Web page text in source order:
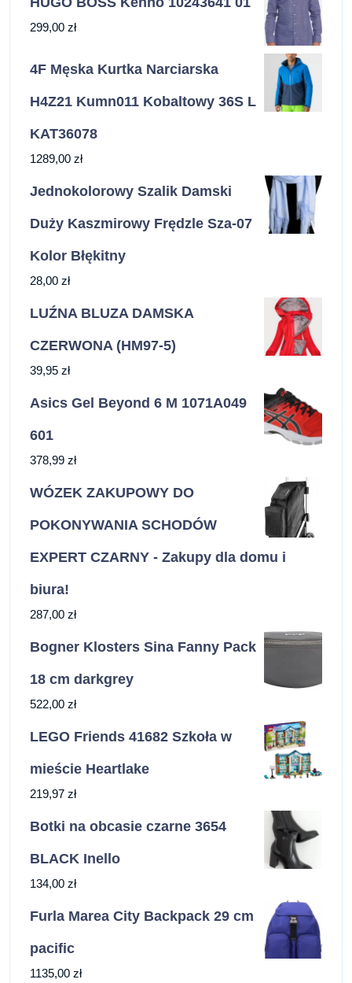
299,00 zł
4F Męska Kurtka Narciarska
H4Z21 Kumn011 Kobaltowy 36S L
KAT36078
1289,00 zł
Jednokolorowy Szalik Damski
Duży Kaszmirowy Frędzle Sza-07
Kolor Błękitny
28,00 zł
LUŹNA BLUZA DAMSKA
CZERWONA (HM97-5)
39,95 zł
Asics Gel Beyond 6 M 1071A049
601
378,99 zł
WÓZEK ZAKUPOWY DO
POKONYWANIA SCHODÓW
EXPERT CZARNY - Zakupy dla domu i
biura!
287,00 zł
Bogner Klosters Sina Fanny Pack
18 cm darkgrey
522,00 zł
LEGO Friends 41682 Szkoła w
mieście Heartlake
219,97 zł
Botki na obcasie czarne 3654
BLACK Inello
134,00 zł
Furla Marea City Backpack 29 cm
pacific
1135,00 zł